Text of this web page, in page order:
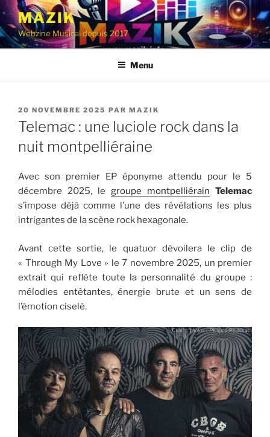
Aller
contenu
principal
MAZIK
Webzine Musical depuis 2017
Menu
PUBLIÉ
LE
20 NOVEMBRE 2025 PAR MAZIK
Telemac : une luciole rock dans la
nuit montpelliéraine
Avec son premier EP éponyme attendu pour le 5
décembre 2025, le groupe montpelliérain Telemac
s’impose déjà comme l’une des révélations les plus
intrigantes de la scène rock hexagonale.
Avant cette sortie, le quatuor dévoilera le clip de
« Through My Love » le 7 novembre 2025, un premier
extrait qui reflète toute la personnalité du groupe :
mélodies entêtantes, énergie brute et un sens de
l’émotion ciselé.